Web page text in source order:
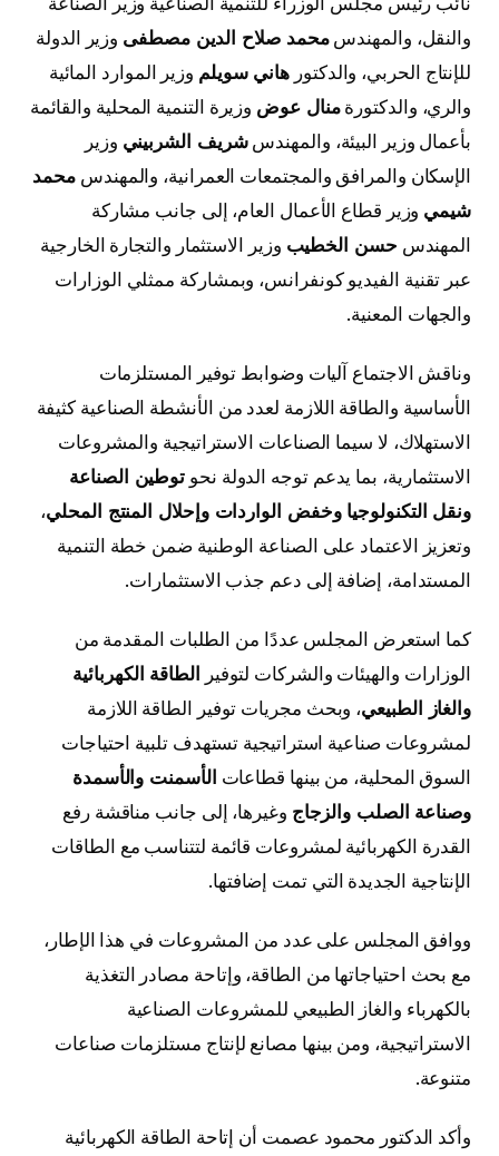
والنقل، والمهندسمحمد صلاح الدين مصطفى وزير الدولة
للإنتاج الحربي، والدكتور هاني سويلم وزير الموارد المائية
والري، والدكتورةمنال عوض وزيرة التنمية المحلية والقائمة
بأعمال وزير البيئة، والمهندسشريف الشربيني وزير
الإسكان والمرافق والمجتمعات العمرانية، والمهندس محمد
شيمي وزير قطاع الأعمال العام، إلى جانب مشاركة
المهندس حسن الخطيب وزير الاستثمار والتجارة الخارجية
عبر تقنية الفيديو كونفرانس، وبمشاركة ممثلي الوزارات
والجهات المعنية.
وناقش الاجتماع آليات وضوابط توفير المستلزمات
الأساسية والطاقة اللازمة لعدد من الأنشطة الصناعية كثيفة
الاستهلاك، لا سيما الصناعات الاستراتيجية والمشروعات
الاستثمارية، بما يدعم توجه الدولة نحو توطين الصناعة
ونقل التكنولوجيا وخفض الواردات وإحلال المنتج المحلي،
وتعزيز الاعتماد على الصناعة الوطنية ضمن خطة التنمية
المستدامة، إضافة إلى دعم جذب الاستثمارات.
كما استعرض المجلس عددًا من الطلبات المقدمة من
الوزارات والهيئات والشركات لتوفير الطاقة الكهربائية
والغاز الطبيعي، وبحث مجريات توفير الطاقة اللازمة
لمشروعات صناعية استراتيجية تستهدف تلبية احتياجات
السوق المحلية، من بينها قطاعات الأسمنت والأسمدة
وصناعة الصلب والزجاج وغيرها، إلى جانب مناقشة رفع
القدرة الكهربائية لمشروعات قائمة لتتناسب مع الطاقات
الإنتاجية الجديدة التي تمت إضافتها.
ووافق المجلس على عدد من المشروعات في هذا الإطار،
مع بحث احتياجاتها من الطاقة، وإتاحة مصادر التغذية
بالكهرباء والغاز الطبيعي للمشروعات الصناعية
الاستراتيجية، ومن بينها مصانع لإنتاج مستلزمات صناعات
متنوعة.
وأكد الدكتور محمود عصمت أن إتاحة الطاقة الكهربائية